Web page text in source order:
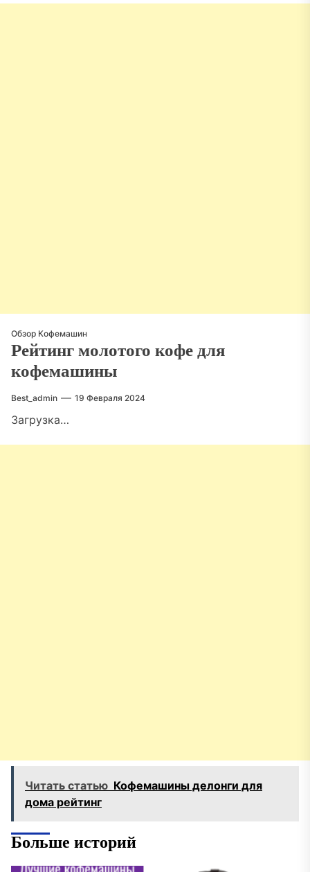
Обзор Кофемашин
Рейтинг молотого кофе для
кофемашины
Best_admin 19 Февраля 2024
Загрузка…
Читать статью Кофемашины делонги для
дома рейтинг
Больше историй